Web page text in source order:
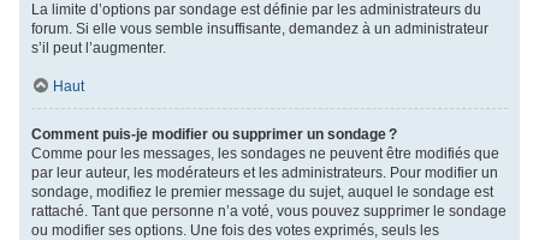
La limite d’options par sondage est définie par les administrateurs du
forum. Si elle vous semble insuffisante, demandez à un administrateur
s’il peut l’augmenter.
Haut
Comment puis-je modifier ou supprimer un sondage ?
Comme pour les messages, les sondages ne peuvent être modifiés que
par leur auteur, les modérateurs et les administrateurs. Pour modifier un
sondage, modifiez le premier message du sujet, auquel le sondage est
rattaché. Tant que personne n’a voté, vous pouvez supprimer le sondage
ou modifier ses options. Une fois des votes exprimés, seuls les